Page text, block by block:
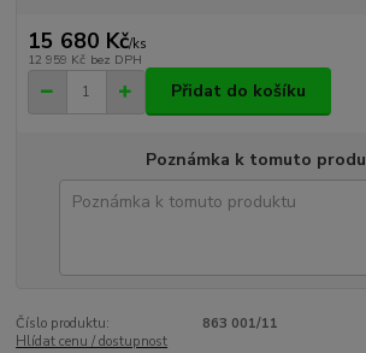
15 680 Kč/ks
12 959 Kč bez DPH
Přidat do košíku
Poznámka k tomuto
Číslo produktu:
863 001/11
Hlídat cenu / dostupnost